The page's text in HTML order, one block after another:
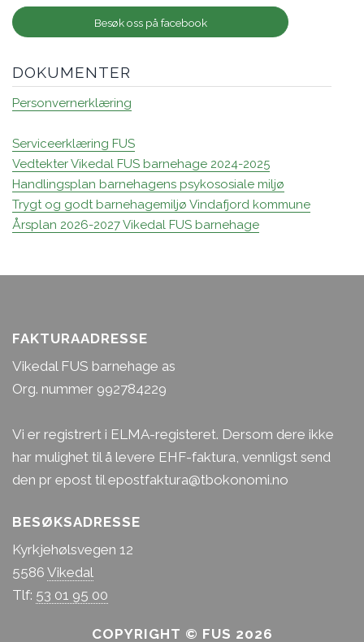
Besøk oss på facebook
DOKUMENTER
Personvernerklæring
Serviceerklæring FUS
Vedtekter Vikedal FUS barnehage 2024-2025
Handlingsplan barnehagens psykososiale miljø
Trygt og godt barnehagemiljø Vindafjord kommune
Årsplan 2026-2027 Vikedal FUS barnehage
FAKTURAADRESSE
Vikedal FUS barnehage as
Org. nummer 992784229
Vi er registrert i ELMA-registeret. Dersom dere ikke
har mulighet til å levere EHF-faktura, vennligst send
den pr epost til epostfaktura@tbokonomi.no
BESØKSADRESSE
Kyrkjehølsvegen 12
5586 Vikedal
Tlf: 53 01 95 00
COPYRIGHT © FUS 2026